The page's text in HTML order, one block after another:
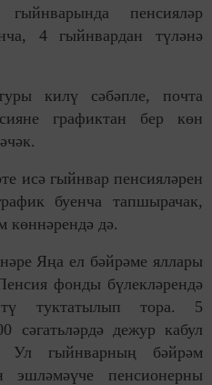
пенсияләр
4 гыйнвардан түләнә
килү сәбәпле, почта
графиктан бер көн
исә гыйнвар пенсияләрен
буенча тапшырачак,
көннәрендә дә.
Яңа ел бәйрәме яллары
фонды бүлекләрендә
туктатылып тора. 5
сәгатьләрдә дежур кабул
Ул гыйнварның бәйрәм
эшләмәүче пенсионерны